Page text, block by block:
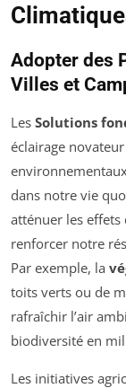
Adopter des
Villes et
Les Solutions
éclairage
dans notre vie
atténuer les effets
renforcer notre
Par exemple, la
toits verts ou de
rafraîchir l’air
biodiversité en
Les initiatives